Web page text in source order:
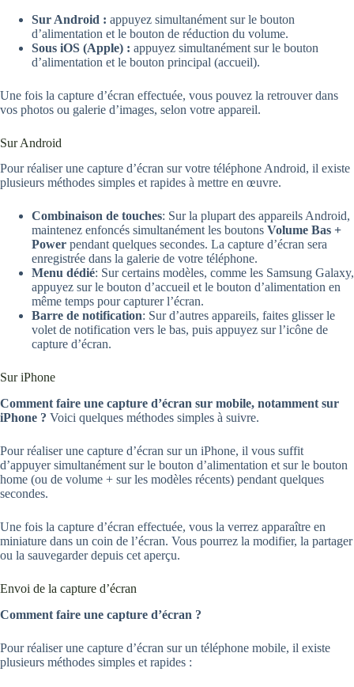
Sur Android : appuyez simultanément sur le bouton
d’alimentation et le bouton de réduction du volume.
Sous iOS (Apple) : appuyez simultanément sur le bouton
d’alimentation et le bouton principal (accueil).
Une fois la capture d’écran effectuée, vous pouvez la retrouver dans
vos photos ou galerie d’images, selon votre appareil.
Sur Android
Pour réaliser une capture d’écran sur votre téléphone Android, il existe
plusieurs méthodes simples et rapides à mettre en œuvre.
Combinaison de touches: Sur la plupart des appareils Android,
maintenez enfoncés simultanément les boutons Volume Bas +
Power pendant quelques secondes. La capture d’écran sera
enregistrée dans la galerie de votre téléphone.
Menu dédié: Sur certains modèles, comme les Samsung Galaxy,
appuyez sur le bouton d’accueil et le bouton d’alimentation en
même temps pour capturer l’écran.
Barre de notification: Sur d’autres appareils, faites glisser le
volet de notification vers le bas, puis appuyez sur l’icône de
capture d’écran.
Sur iPhone
Comment faire une capture d’écran sur mobile, notamment sur
iPhone ? Voici quelques méthodes simples à suivre.
Pour réaliser une capture d’écran sur un iPhone, il vous suffit
d’appuyer simultanément sur le bouton d’alimentation et sur le bouton
home (ou de volume + sur les modèles récents) pendant quelques
secondes.
Une fois la capture d’écran effectuée, vous la verrez apparaître en
miniature dans un coin de l’écran. Vous pourrez la modifier, la partager
ou la sauvegarder depuis cet aperçu.
Envoi de la capture d’écran
Comment faire une capture d’écran ?
Pour réaliser une capture d’écran sur un téléphone mobile, il existe
plusieurs méthodes simples et rapides :